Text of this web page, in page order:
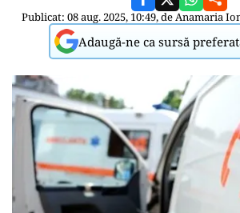
Publicat: 08 aug. 2025, 10:49, deAnamaria
Adaugă-ne ca sursă